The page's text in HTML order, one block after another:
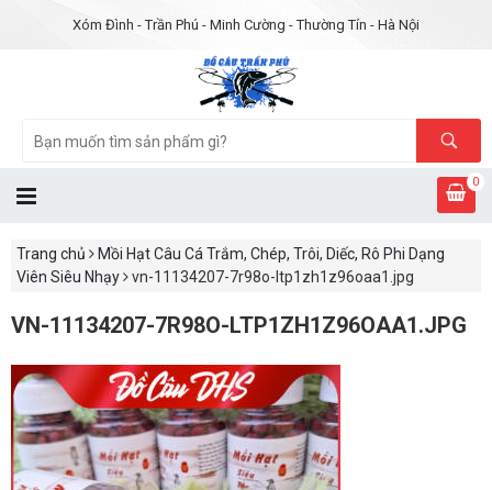
Xóm Đình - Trần Phú - Minh Cường - Thường Tín - Hà Nội
0
Trang chủ
Mồi Hạt Câu Cá Trắm, Chép, Trôi, Diếc, Rô Phi Dạng
Viên Siêu Nhạy
vn-11134207-7r98o-ltp1zh1z96oaa1.jpg
VN-11134207-7R98O-LTP1ZH1Z96OAA1.JPG